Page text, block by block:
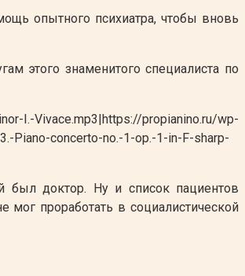
опытного психиатра, чтобы вновь
этого знаменитого специалиста по
Vivace.mp3|https://propianino.ru/wp-
Piano-concerto-no.-1-op.-1-in-F-sharp-
был доктор. Ну и список пациентов
мог проработать в социалистической